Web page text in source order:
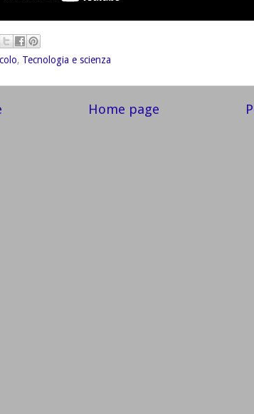
, Tecnologia e scienza
Home page